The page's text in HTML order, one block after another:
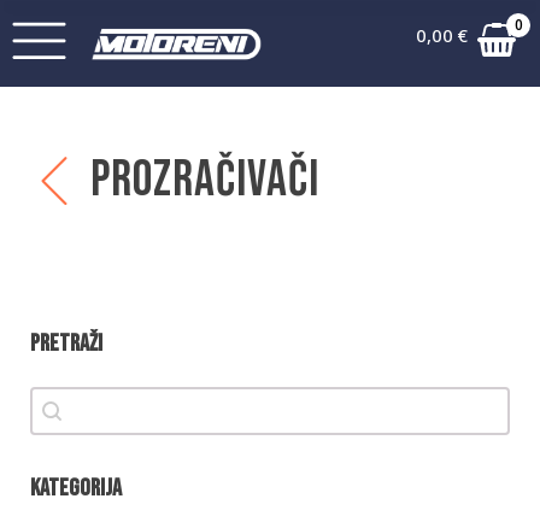
0,00 € 0
Prozračivači
Pretraži
Pretraži
Pretraži
Kategorija